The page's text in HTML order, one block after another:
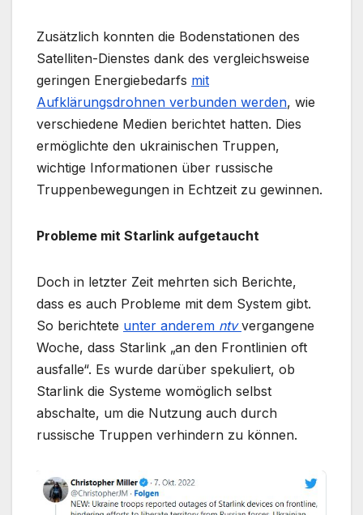
Zusätzlich konnten die Bodenstationen des
Satelliten-Dienstes dank des vergleichsweise
geringen Energiebedarfs mit
Aufklärungsdrohnen verbunden werden, wie
verschiedene Medien berichtet hatten. Dies
ermöglichte den ukrainischen Truppen,
wichtige Informationen über russische
Truppenbewegungen in Echtzeit zu gewinnen.
Probleme mit Starlink aufgetaucht
Doch in letzter Zeit mehrten sich Berichte,
dass es auch Probleme mit dem System gibt.
So berichtete unter anderem ntv vergangene
Woche, dass Starlink „an den Frontlinien oft
ausfalle“. Es wurde darüber spekuliert, ob
Starlink die Systeme womöglich selbst
abschalte, um die Nutzung auch durch
russische Truppen verhindern zu können.